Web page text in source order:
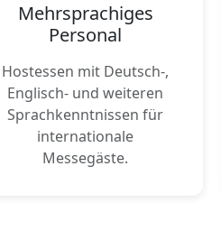
Mehrsprachiges
Personal
Hostessen mit Deutsch-,
Englisch- und weiteren
Sprachkenntnissen für
internationale
Messegäste.